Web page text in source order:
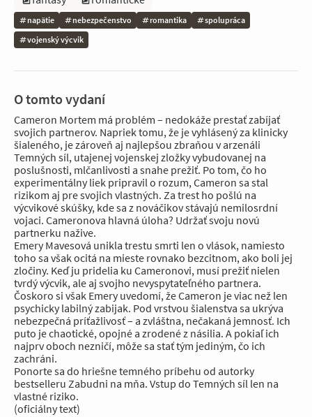
napätie nebezpečenstvo romantika
spolupráca
vojenský výcvik
O tomto vydaní
Cameron Mortem má problém – nedokáže prestať zabíjať
svojich partnerov. Napriek tomu, že je vyhlásený za klinicky
šialeného, je zároveň aj najlepšou zbraňou v arzenáli
Temných síl, utajenej vojenskej zložky vybudovanej na
poslušnosti, mlčanlivosti a snahe prežiť. Po tom, čo ho
experimentálny liek pripravil o rozum, Cameron sa stal
rizikom aj pre svojich vlastných. Za trest ho pošlú na
výcvikové skúšky, kde sa z nováčikov stávajú nemilosrdní
vojaci. Cameronova hlavná úloha? Udržať svoju novú
partnerku nažive.
Emery Mavesová unikla trestu smrti len o vlások, namiesto
toho sa však ocitá na mieste rovnako bezcitnom, ako boli jej
zločiny. Keď ju pridelia ku Cameronovi, musí prežiť nielen
tvrdý výcvik, ale aj svojho nevyspytateľného partnera.
Čoskoro si však Emery uvedomí, že Cameron je viac než len
psychicky labilný zabijak. Pod vrstvou šialenstva sa ukrýva
nebezpečná príťažlivosť – a zvláštna, nečakaná jemnosť. Ich
puto je chaotické, opojné a zrodené z násilia. A pokiaľ ich
najprv oboch nezničí, môže sa stať tým jediným, čo ich
zachráni.
Ponorte sa do hriešne temného príbehu od autorky
bestselleru Zabudni na mňa. Vstup do Temných síl len na
vlastné riziko.
(oficiálny text)